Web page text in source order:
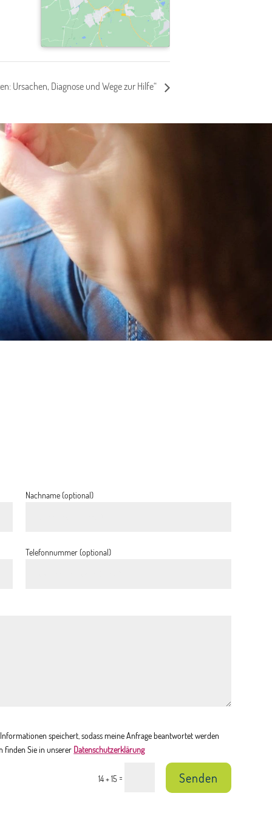
Ursachen, Diagnose und Wege zur Hilfe“
Nachname (optional)
Telefonnummer (optional)
speichert, sodass meine Anfrage beantwortet werden
finden Sie in unserer Datenschutzerklärung
14 + 15= Senden